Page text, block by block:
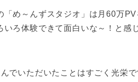
「め～んずスタジオ」は月60万
いろ体験できて面白いな～！と感
でいただいたことはすごく光栄